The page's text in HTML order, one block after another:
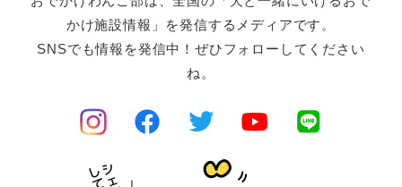
かけ施設情報」を発信するメディアです。
SNSでも情報を発信中！ぜひフォローしてください
ね。